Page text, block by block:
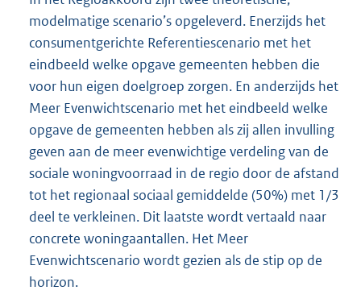
modelmatige scenario’s opgeleverd. Enerzijds het
consumentgerichte Referentiescenario met het
eindbeeld welke opgave gemeenten hebben die
voor hun eigen doelgroep zorgen. En anderzijds het
Meer Evenwichtscenario met het eindbeeld welke
opgave de gemeenten hebben als zij allen invulling
geven aan de meer evenwichtige verdeling van de
sociale woningvoorraad in de regio door de afstand
tot het regionaal sociaal gemiddelde (50%) met 1/3
deel te verkleinen. Dit laatste wordt vertaald naar
concrete woningaantallen. Het Meer
Evenwichtscenario wordt gezien als de stip op de
horizon.